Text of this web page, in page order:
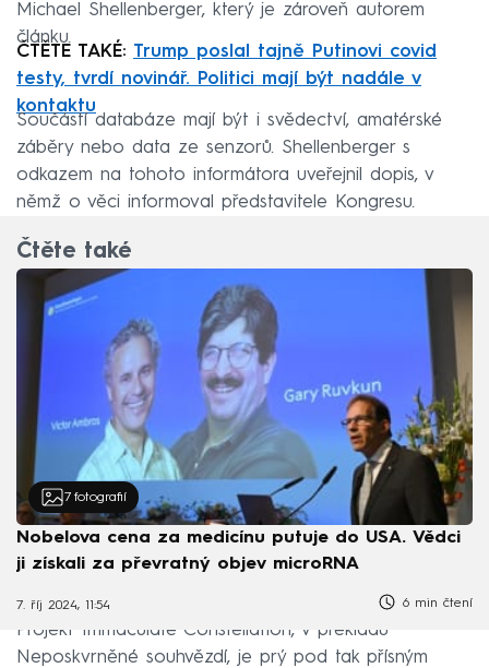
Michael Shellenberger, který je zároveň autorem
článku.
ČTĚTE TAKÉ: Trump poslal tajně Putinovi covid
testy, tvrdí novinář. Politici mají být nadále v
kontaktu
Součástí databáze mají být i svědectví, amatérské
záběry nebo data ze senzorů. Shellenberger s
odkazem na tohoto informátora uveřejnil dopis, v
němž o věci informoval představitele Kongresu.
Čtěte také
7 fotografií
Nobelova cena za medicínu putuje do USA. Vědci
ji získali za převratný objev microRNA
7. říj 2024, 11:54 6 min čtení
Projekt Immaculate Constellation, v překladu
Neposkvrněné souhvězdí, je prý pod tak přísným